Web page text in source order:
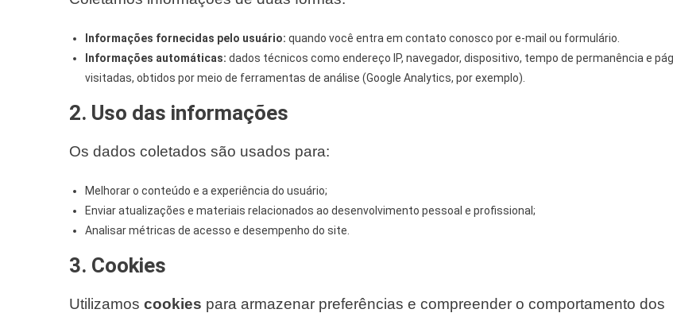
Informações fornecidas pelo usuário: quando você entra em contato conosco por e-mail ou formulário.
Informações automáticas: dados técnicos como endereço IP, navegador, dispositivo, tempo de permanência e
visitadas, obtidos por meio de ferramentas de análise (Google Analytics, por exemplo).
2. Uso das informações
Os dados coletados são usados para:
Melhorar o conteúdo e a experiência do usuário;
Enviar atualizações e materiais relacionados ao desenvolvimento pessoal e profissional;
Analisar métricas de acesso e desempenho do site.
3. Cookies
Utilizamos cookies para armazenar preferências e compreender o comportamento dos